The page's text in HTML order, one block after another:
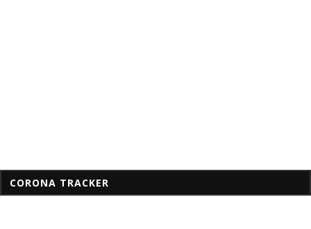
CORONA TRACKER